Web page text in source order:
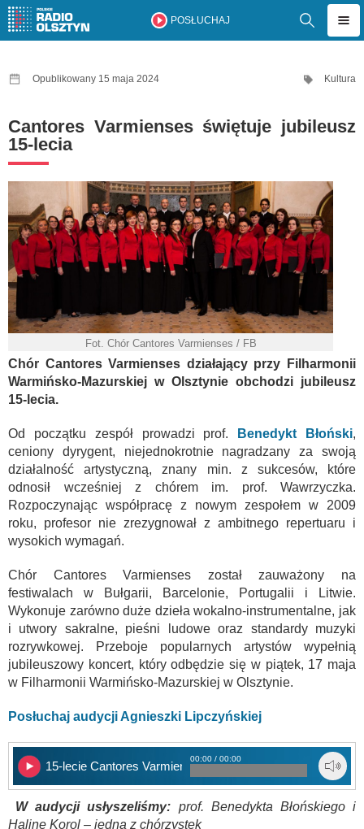
POSŁUCHAJ
Opublikowany 15 maja 2024 Kultura
Cantores Varmienses świętuje jubileusz
15-lecia
Fot. Chór Cantores Varmienses / FB
Chór Cantores Varmienses działający przy Filharmonii
Warmińsko-Mazurskiej w Olsztynie obchodzi jubileusz
15-lecia.
Od początku zespół prowadzi prof. Benedykt Błoński,
ceniony dyrygent, niejednokrotnie nagradzany za swoją
działalność artystyczną, znany min. z sukcesów, które
odnosił wcześniej z chórem im. prof. Wawrzyczka.
Rozpoczynając współpracę z nowym zespołem w 2009
roku, profesor nie zrezygnował z ambitnego repertuaru i
wysokich wymagań.
Chór Cantores Varmienses został zauważony na
festiwalach w Bułgarii, Barcelonie, Portugalii i Litwie.
Wykonuje zarówno duże dzieła wokalno-instrumentalne, jak
i utwory sakralne, pieśni ludowe oraz standardy muzyki
rozrywkowej. Przeboje popularnych artystów wypełnią
jubileuszowy koncert, który odbędzie się w piątek, 17 maja
w Filharmonii Warmińsko-Mazurskiej w Olsztynie.
Posłuchaj audycji Agnieszki Lipczyńskiej
15-lecie Cantores Varmienses
00:00 / 00:00
W audycji usłyszeliśmy: prof. Benedykta Błońskiego i
Halinę Korol – jedną z chórzystek